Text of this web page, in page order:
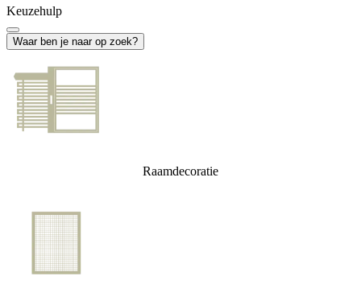
Keuzehulp
Waar ben je naar op zoek?
Raamdecoratie